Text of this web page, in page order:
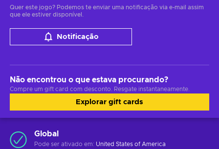
Quer este jogo? Podemos te enviar uma notificação via e-mail assim
que ele estiver disponível.
Notificação
Não encontrou o que estava procurando?
Compre um gift card com desconto. Resgate instantaneamente.
Explorar gift cards
Global
Pode ser ativado em: United States of America